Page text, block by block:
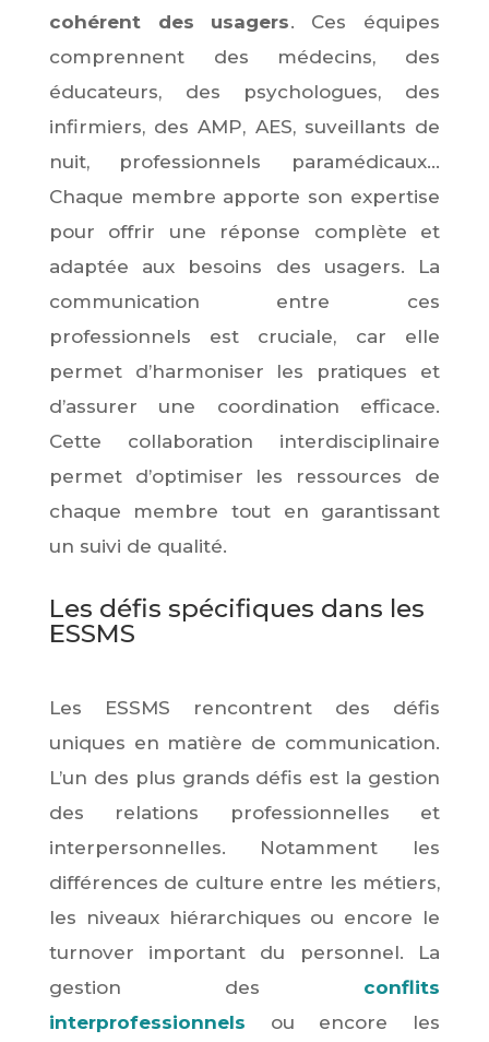
cohérent des usagers. Ces équipes
comprennent des médecins, des
éducateurs, des psychologues, des
infirmiers, des AMP, AES, suveillants de
nuit, professionnels paramédicaux...
Chaque membre apporte son expertise
pour offrir une réponse complète et
adaptée aux besoins des usagers. La
communication entre ces
professionnels est cruciale, car elle
permet d’harmoniser les pratiques et
d’assurer une coordination efficace.
Cette collaboration interdisciplinaire
permet d’optimiser les ressources de
chaque membre tout en garantissant
un suivi de qualité.
Les défis spécifiques dans les
ESSMS
Les ESSMS rencontrent des défis
uniques en matière de communication.
L’un des plus grands défis est la gestion
des relations professionnelles et
interpersonnelles. Notamment les
différences de culture entre les métiers,
les niveaux hiérarchiques ou encore le
turnover important du personnel. La
gestion des conflits
interprofessionnels ou encore les